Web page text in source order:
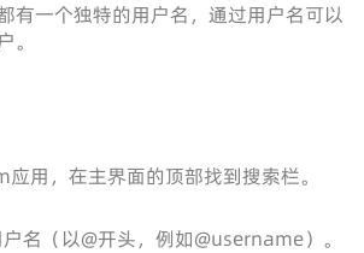
有一个独特的用户名，通过用户名可以
。
用，在主界面的顶部找到搜索栏。
名（以@开头，例如@username）。